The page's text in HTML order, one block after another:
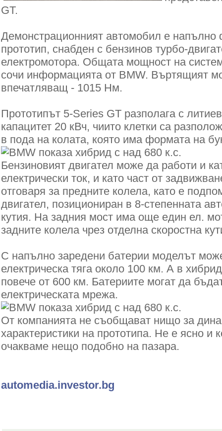
GT.
Демонстрационният автомобил е
прототип, снабден с бензинов турбо-
електромотора. Общата мощност на
сочи информацията от BMW. Въртящият
впечатляващ - 1015 Нм.
Прототипът 5-Series GT разполага с
капацитет 20 кВч, чиито клетки са
в пода на колата, която има формата на
Бензиновият двигател може да работи и
електрически ток, и като част от
отговаря за предните колела, като е
двигател, позициониран в 8-степенната
кутия. На задния мост има още един ел.
задните колела чрез отделна скоростна
С напълно заредени батерии моделът
електрическа тяга около 100 км. А в
повече от 600 км. Батериите могат да
електрическата мрежа.
От компанията не съобщават нищо за
характеристики на прототипа. Не е ясно и
очакваме нещо подобно на пазара.
automedia.investor.bg